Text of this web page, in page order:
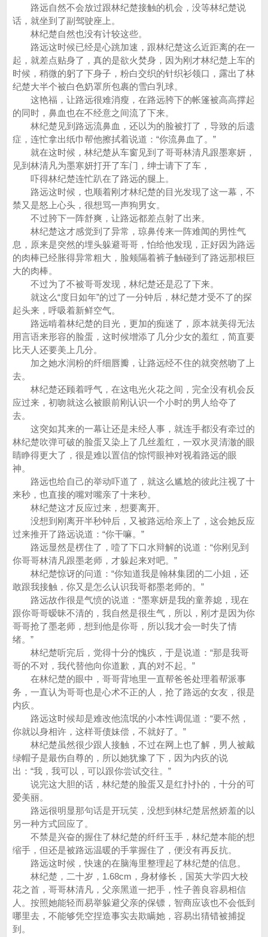
路远自然不会放过跟林纪楚接触的机会，没等林纪楚说
话，就坐到了副驾驶座上。
林纪楚自然也没有计较这些。
路远这时候已经是心跳加速，跟林纪楚这么近距离的在一
起，就差点贴身了，真的是欲火焚身，因为刚才林纪楚上车的
时候，稍微的躬了下身子，粉白交织的针织衫领口，露出了林
纪楚大半个被白色奶罩所包裹的雪白乳球。
这艳福，让路远很难消瘦，在路远胯下的帐篷被高高撑起
的同时，鼻血也在不经意之间流了下来。
林纪楚见到路远流鼻血，还以为的脸被打了，导致的后遗
症，连忙拿出纸巾帮他擦拭着说道：“你流鼻血了。”
就在这时候，林纪楚从车窗见到了哥哥林清凡跟墨寒妍，
见到林清凡为墨寒妍打开了车门，绅士请下了车，
吓得林纪楚连忙趴在了路远的腿上。
路远这时候，也顺着刚才林纪楚的目光发现了这一幕，不
禁又是怒上心头，很想骂一声狗男女。
不过胯下一阵舒爽，让路远都差点射了出来。
林纪楚这才感觉到了异常，琼鼻传来一阵难闻的男性气
息，原来是突然的埋头躲避哥哥，怕给他发现，正好因为路远
的肉棒已经胀得异常粗大，脸颊隔着裤子触碰到了路远那根巨
大的肉棒。
不过为了不被哥哥发现，林纪楚还是忍了下来。
就这么“度日如年”的过了一分钟后，林纪楚才受不了的探
起头来，呼吸着新鲜空气。
路远啃着林纪楚的目光，更加的痴迷了，原本就美得无法
用言语来形容的脸蛋，这时候增添了几分少女的羞红，简直要
比天人还要美上几分。
加之她水润粉的纤细唇瓣，让路远经不住的就突然吻了上
去。
林纪楚还顾着呼气，在这电光火花之间，完全没有机会反
应过来，初吻就这么被眼前刚认识一个小时的男人给夺了
去。
这突如其来的一幕让还是未经人事，就连手都没有牵过的
林纪楚吹弹可破的脸蛋又染上了几丝羞红，一双水灵清澈的眼
睛睁得更大了，很是难以置信的惊愕眼神对视着路远的眼
神。
路远也给自己的举动吓道了，就这么尴尬的彼此注视了十
来秒，也直接的嘴对嘴亲了十来秒。
林纪楚这才反应过来，想要离开。
没想到刚离开半秒钟后，又被路远给亲上了，这会她反应
过来推开了路远说道：“你干嘛。”
路远显然是楞住了，噎了下口水辩解的说道：“你刚见到
你哥哥林清凡跟墨老师，才躲起来对吧。”
林纪楚惊讶的问道：“你知道我是翰林集团的二小姐，还
敢跟我接触，你又是怎么认识我哥都墨老师的。”
路远故作很是气愤的说道：“墨寒妍是我的童养媳，现在
跟你哥哥暧昧不清的，我自然是很生气，所以，刚才是因为你
哥哥抢了墨老师，想到他是你哥，所以我才会一时失了情
绪。”
林纪楚听完后，觉得十分的愧疚，于是说道：“那是我哥
哥的不对，我代替他向你道歉，真的对不起。”
在林纪楚的眼中，哥哥背地里一直帮爸爸处理着帮派事
务，一直认为哥哥也是心术不正的人，抢了路远的女友，很是
内疚。
路远这时候却是难改他流氓的小本性调侃道：“要不然，
你就以身相许，这样哥债妹偿，不就好了。”
林纪楚虽然很少跟人接触，不过在网上也了解，男人被戴
绿帽子是最伤自尊的，所以她犹豫了下，因为内疚的说
出：“我，我可以，可以跟你尝试交往。”
说完这大胆的话，林纪楚的脸蛋又是红扑扑的，十分的可
爱美丽。
路远很明显那句话是开玩笑，没想到林纪楚居然娇羞的以
另一种方式回应了。
不禁是兴奋的握住了林纪楚的纤纤玉手，林纪楚本能的想
缩手，但还是被路远温暖的手掌握住了，便没有再反抗。
路远这时候，快速的在脑海里整理起了林纪楚的信息。
林纪楚，二十岁，1.68cm，身材修长，国英大学四大校
花之首，哥哥林清凡，父亲黑道一把手，性子善良容易相信
人。按照她能轻而易举躲避父亲的保镖，智商应该也不会低到
哪里去，不能够凭空捏造事实去欺瞒她，容易出猜错被捕捉
到。